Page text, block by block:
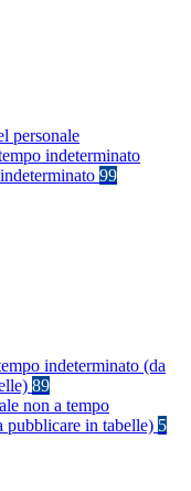
personale
indeterminato
99
indeterminato (da
89
non a tempo
pubblicare in tabelle) 5